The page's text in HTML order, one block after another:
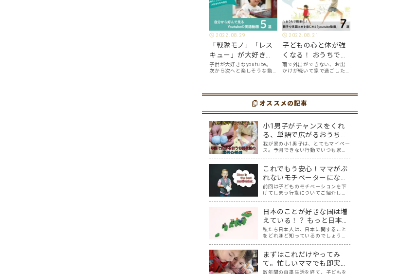
2022.08.29
「戦隊モノ」「レス
キュー」が大好きな
年中男児が、自分か
ら好んで見る
選
子供が大好きなyoutube。
次から次へと楽しそうな動
ツールです。アットホーム留
学では、親子の会話・家庭
youtubeやゲーム、アプリ
だ…
2022.08.21
子どもの心と体が強
くなる！ おうちで簡
単に、親子で英語ヨ
ガを楽しめる
選
雨で外出ができない、お出
かけが続いて家で過ごした
な時は英語ヨガに親子で挑
戦してみませんか？ 今回の
にオススメの「youtube動
オススメの記事
小1男子がチャンスをくれ
る、単語で広がるおうち英
会話の意外な効果
我が家の小1男子は、とてもマイペー
ス。予測できない行動でいつも家族
してみたら、何か面白い反応がある
かもしれない。 ある単語をテーマ
に、しばらく息子を観察すること3か
月。 想像超…
これでもう安心！ママがぶ
れないモチベーターになる
ための7つのポイント
前回は子どものモチベーションを下
げてしまう行動についてご紹介しま
か？ コロナで変わってしまった不安
定な時代を生き抜くには、何事もチ
ャレンジ＆リベンジできるマインド
が必要ですが、…
日本のことが好きな国は増
えている！？ もっと日本に
興味を持とう！ 好奇心が一
気に広がる魔法のツール
「Google Map」日本編
私たち日本人は、日本に関すること
をどれほど知っているのでしょう
を巧みに取り込んだ和風建築や、色
鮮やかな料理は、世界中の人々を惹
きつけ、それらを求めて日本を訪れ
まずはこれだけやってみ
て。忙しいママでも即実践
できる、やめるだけで効果
数年間の自粛生活を経て、子どもを